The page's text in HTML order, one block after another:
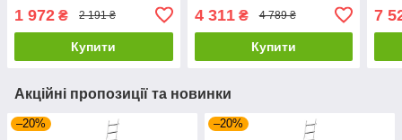
1 972 ₴ 2 191 ₴
Купити
4 311₴ 4 789 ₴
Купити
7
Акційні пропозиції та новинки
–20% –20%